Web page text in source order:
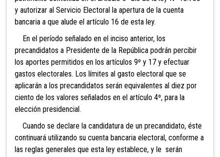
y autorizar al Servicio Electoral la apertura de la cuenta
bancaria a que alude el artículo 16 de esta ley.
En el período señalado en el inciso anterior, los
precandidatos a Presidente de la República podrán percibir
los aportes permitidos en los artículos 9º y 17 y efectuar
gastos electorales. Los límites al gasto electoral que se
aplicarán a los precandidatos serán equivalentes al diez por
ciento de los valores señalados en el artículo 4º, para la
elección presidencial.
Cuando se declare la candidatura de un precandidato, éste
continuará utilizando su cuenta bancaria electoral, conforme a
las reglas generales que esta ley establece, y le serán